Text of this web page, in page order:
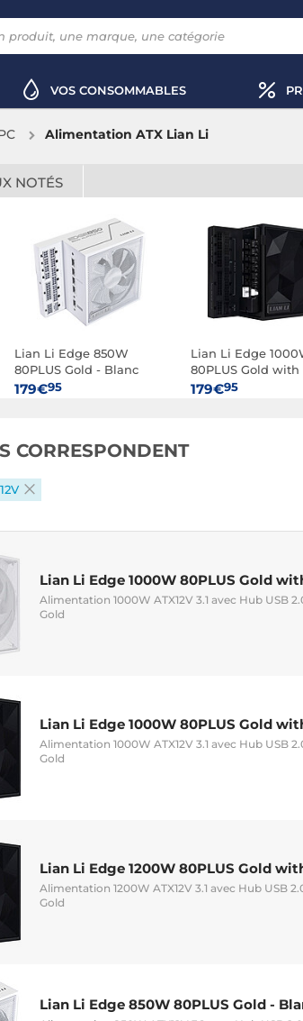
VOS CONSOMMABLES
Alimentation ATX Lian Li
NOTÉS
Lian Li Edge 850W
80PLUS Gold - Blanc
179€95
Lian Li Edge
80PLUS Gold
(Noir)
179€95
CORRESPONDENT
Lian Li Edge 1000W 80PLUS Gold
Alimentation 1000W ATX12V 3.1 avec Hub USB
Gold
Lian Li Edge 1000W 80PLUS Gold
Alimentation 1000W ATX12V 3.1 avec Hub USB
Gold
Lian Li Edge 1200W 80PLUS Gold
Alimentation 1200W ATX12V 3.1 avec Hub USB
Gold
Lian Li Edge 850W 80PLUS Gold -